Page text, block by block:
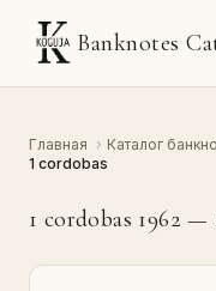
Banknotes
Главная › Каталог
1 cordobas
1 cordobas 1962 —